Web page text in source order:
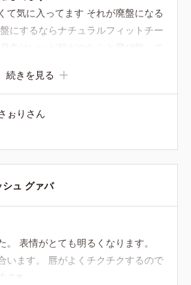
て気に入ってます それが廃盤になる
にするならナチュラルフィットチー
ですかぁ？ 廃盤にするならアンケー
続きを見る
ぉりさん
ュ グァバ
。 表情がとても明るくなります。
います。 唇がよくチクチクするので
夫❣️